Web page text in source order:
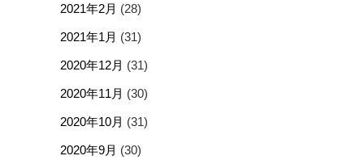
2021年2月 (28)
2021年1月 (31)
2020年12月 (31)
2020年11月 (30)
2020年10月 (31)
2020年9月 (30)